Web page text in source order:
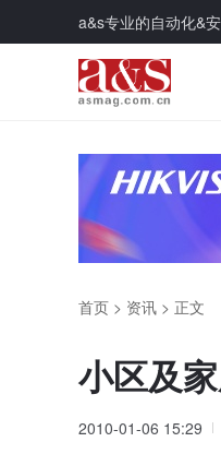
a&s专业的自动化&
首页 > 资讯 > 正文
小区及
2010-01-06 15:29